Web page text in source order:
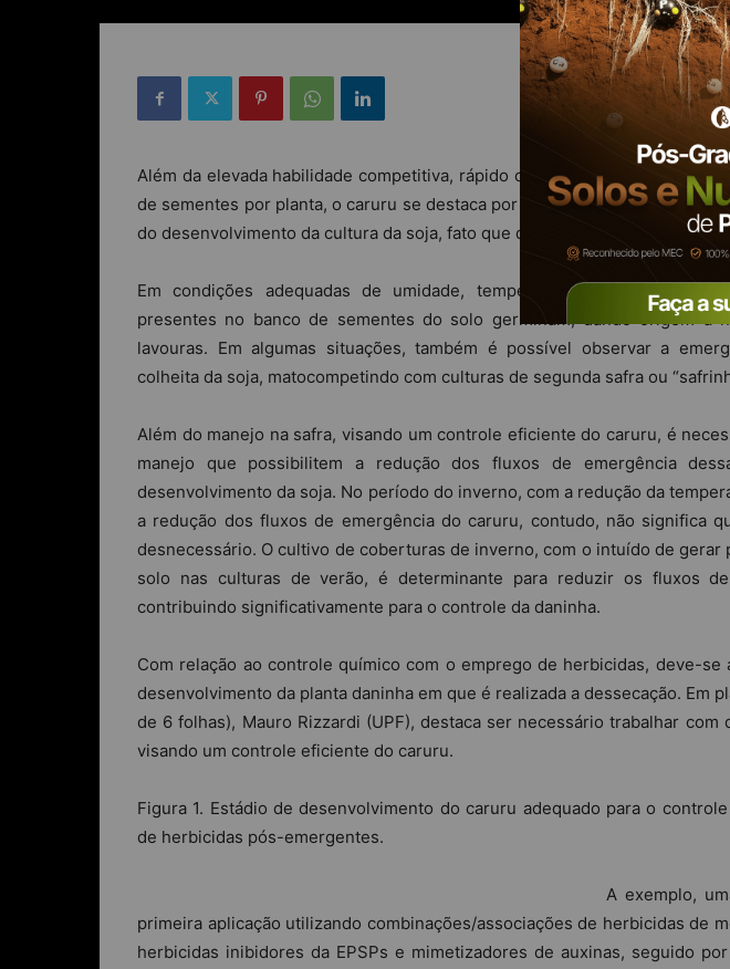
Além da elevada habilidade competitiva, rápido crescimento e
de sementes por planta, o caruru se destaca por apresentar diversos
do desenvolvimento da cultura da soja, fato que dificulta ainda mais seu
Em condições adequadas de umidade, temperatura e luminosidade,
presentes no banco de sementes do solo germinam, dando origem a
lavouras. Em algumas situações, também é possível observar a
colheita da soja, matocompetindo com culturas de segunda safra ou
Além do manejo na safra, visando um controle eficiente do caruru, é
manejo que possibilitem a redução dos fluxos de emergência
desenvolvimento da soja. No período do inverno, com a redução da
a redução dos fluxos de emergência do caruru, contudo, não significa
desnecessário. O cultivo de coberturas de inverno, com o intuído de gerar
solo nas culturas de verão, é determinante para reduzir os fluxos
contribuindo significativamente para o controle da daninha.
Com relação ao controle químico com o emprego de herbicidas, deve-se
desenvolvimento da planta daninha em que é realizada a dessecação. Em
de 6 folhas), Mauro Rizzardi (UPF), destaca ser necessário trabalhar com
visando um controle eficiente do caruru.
Figura 1. Estádio de desenvolvimento do caruru adequado para o
de herbicidas pós-emergentes.
A exemplo,
primeira aplicação utilizando combinações/associações de herbicidas de
herbicidas inibidores da EPSPs e mimetizadores de auxinas, seguido